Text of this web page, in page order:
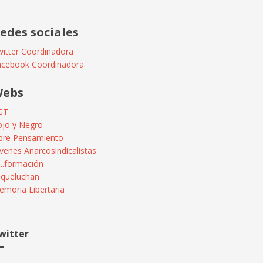
sociales
Coordinadora
Coordinadora
y Negro
Pensamiento
Anarcosindicalistas
Libertaria